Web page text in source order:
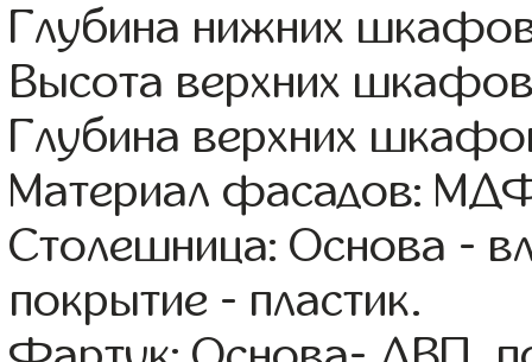
Глубина нижних
Высота верхних
Глубина верхних
Материал фасадов:
Столешница: Основа -
покрытие - пластик.